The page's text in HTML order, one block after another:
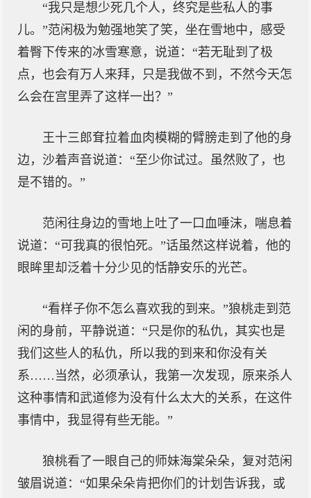
“我只是想少死几个人，终究是些私人的事
儿。”范闲极为勉强地笑了笑，坐在雪地中，感受
着臀下传来的冰雪寒意，说道：“若无耻到了极
点，也会有万人来拜，只是我做不到，不然今天怎
么会在宫里弄了这样一出？”
王十三郎耷拉着血肉模糊的臂膀走到了他的身
边，沙着声音说道：“至少你试过。虽然败了，也
是不错的。”
范闲往身边的雪地上吐了一口血唾沫，喘息着
说道：“可我真的很怕死。”话虽然这样说着，他的
眼眸里却泛着十分少见的恬静安乐的光芒。
“看样子你不怎么喜欢我的到来。”狼桃走到范
闲的身前，平静说道：“只是你的私仇，其实也是
我们这些人的私仇，所以我的到来和你没有关
系……当然，必须承认，我第一次发现，原来杀人
这种事情和武道修为没有什么太大的关系，在这件
事情中，我显得有些无能。”
狼桃看了一眼自己的师妹海棠朵朵，复对范闲
皱眉说道：“如果朵朵肯把你们的计划告诉我，或